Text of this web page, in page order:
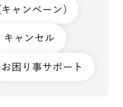
ャンペーン)
キャンセル
お困り事サポート